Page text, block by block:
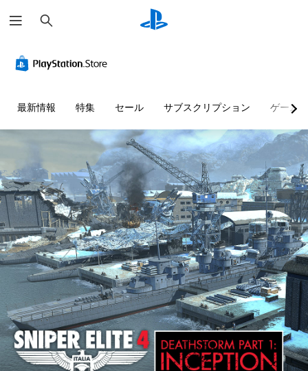
索
最新情報 特集 セール サブスクリプション ゲーム